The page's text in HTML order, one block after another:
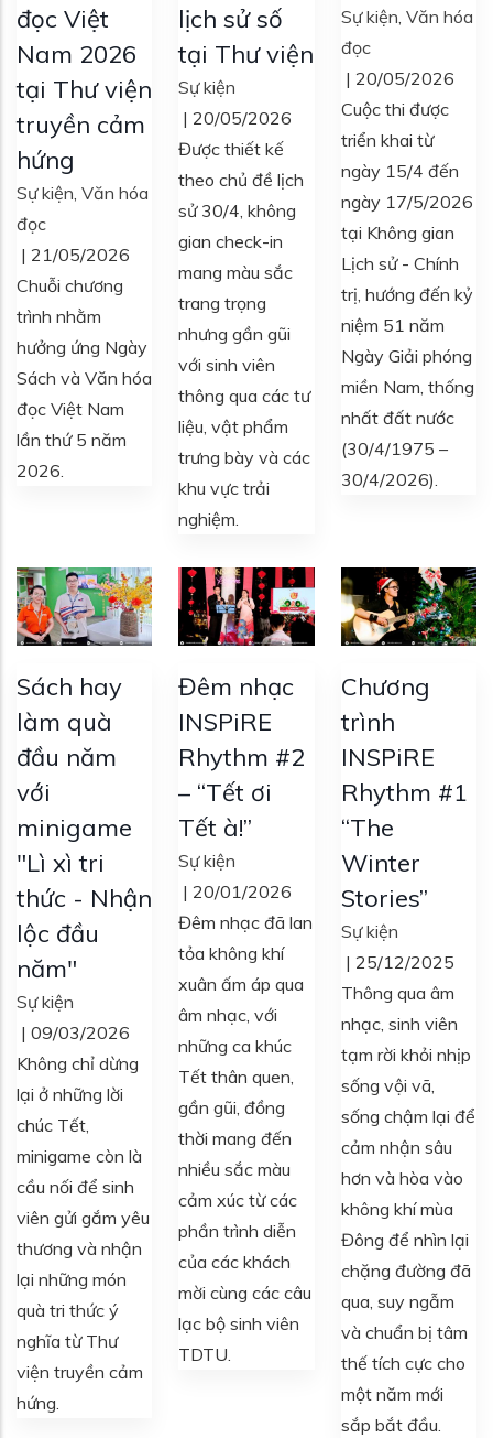
đọc Việt
Nam 2026
tại Thư viện
truyền cảm
hứng
Sự kiện Văn hóa
đọc
| 21/05/2026
Chuỗi chương
trình nhằm
hưởng ứng Ngày
Sách và Văn hóa
đọc Việt Nam
lần thứ 5 năm
2026.
lịch sử số
tại Thư viện
Sự kiện
|20/05/2026
Được thiết kế
theo chủ đề lịch
sử 30/4, không
gian check-in
mang màu sắc
trang trọng
nhưng gần gũi
với sinh viên
thông qua các tư
liệu, vật phẩm
trưng bày và các
khu vực trải
nghiệm.
Sự kiện Văn hóa
đọc
| 20/05/2026
Cuộc thi được
triển khai từ
ngày 15/4 đến
ngày 17/5/2026
tại Không gian
Lịch sử - Chính
trị, hướng đến kỷ
niệm 51 năm
Ngày Giải phóng
miền Nam, thống
nhất đất nước
(30/4/1975 –
30/4/2026).
Sách hay
làm quà
đầu năm
với
minigame
"Lì xì tri
thức - Nhận
lộc đầu
năm"
Sự kiện
| 09/03/2026
Không chỉ dừng
lại ở những lời
chúc Tết,
minigame còn là
cầu nối để sinh
viên gửi gắm yêu
thương và nhận
lại những món
quà tri thức ý
nghĩa từ Thư
viện truyền cảm
hứng.
Đêm nhạc
INSPiRE
Rhythm #2
– “Tết ơi
Tết à!”
Sự kiện
|20/01/2026
Đêm nhạc đã lan
tỏa không khí
xuân ấm áp qua
âm nhạc, với
những ca khúc
Tết thân quen,
gần gũi, đồng
thời mang đến
nhiều sắc màu
cảm xúc từ các
phần trình diễn
của các khách
mời cùng các câu
lạc bộ sinh viên
TDTU.
Chương
trình
INSPiRE
Rhythm #1
“The
Winter
Stories”
Sự kiện
| 25/12/2025
Thông qua âm
nhạc, sinh viên
tạm rời khỏi nhịp
sống vội vã,
sống chậm lại để
cảm nhận sâu
hơn và hòa vào
không khí mùa
Đông để nhìn lại
chặng đường đã
qua, suy ngẫm
và chuẩn bị tâm
thế tích cực cho
một năm mới
sắp bắt đầu.